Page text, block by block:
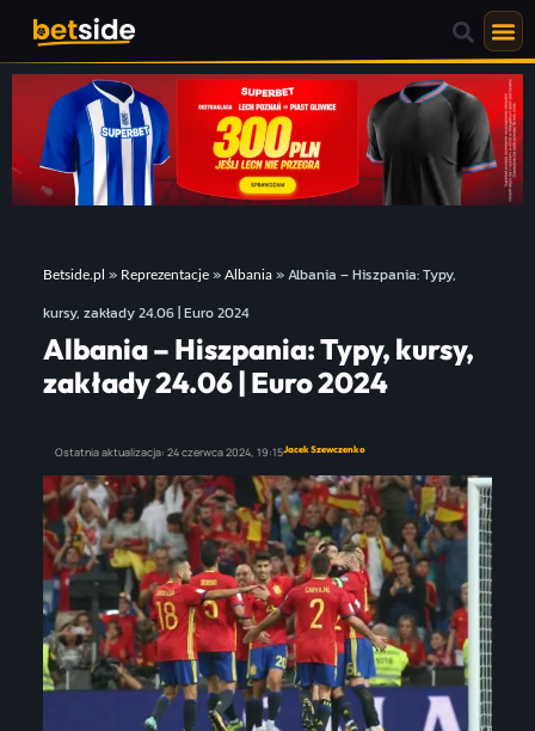
Betside.pl » Reprezentacje» Albania»Albania – Hiszpania: Typy,
kursy, zakłady 24.06 | Euro 2024
Albania – Hiszpania: Typy, kursy,
zakłady 24.06 | Euro 2024
Ostatnia aktualizacja: 24 czerwca 2024, 19:15Jacek Szewczenko